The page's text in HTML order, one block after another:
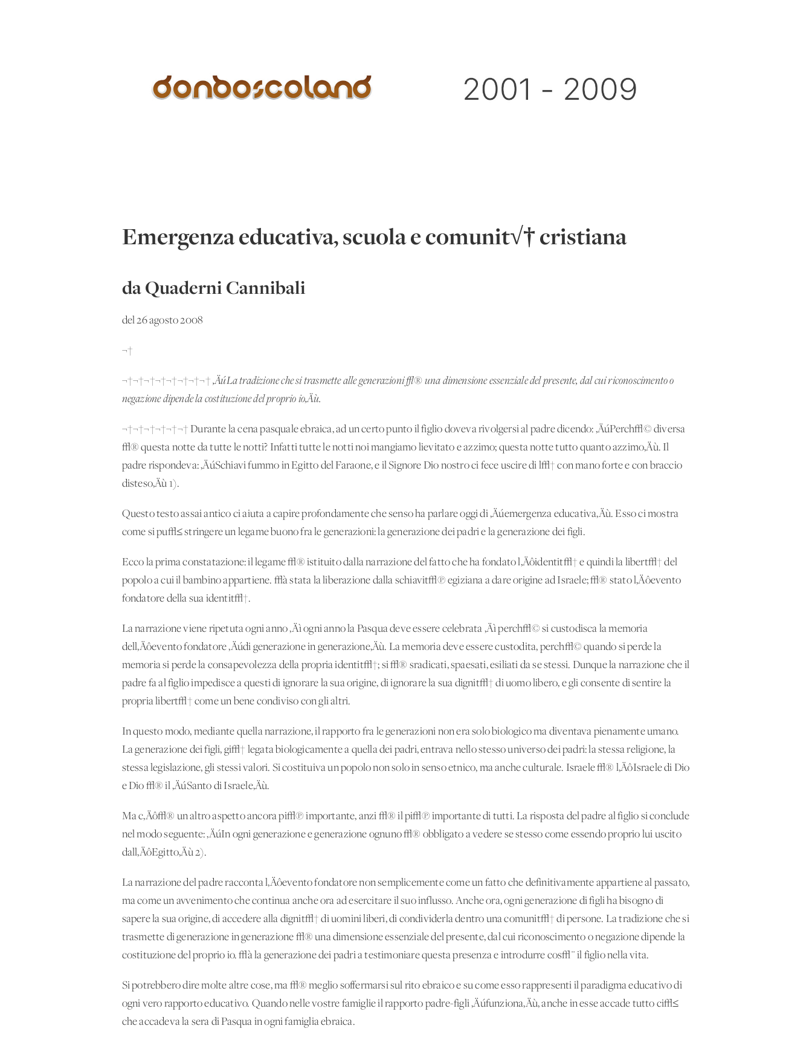
Emergenza educativa, scuola e comunit√† cristiana
da Quaderni Cannibali
del 26 agosto 2008
¬†
¬†¬†¬†¬†¬†¬†¬†¬† ‚ÄúLa tradizione che si trasmette alle generazioni √® una dimensione essenziale del presente, dal cui riconoscimento o
negazione dipende la costituzione del proprio io‚Äù.
¬†¬†¬†¬†¬†¬† Durante la cena pasquale ebraica, ad un certo punto il figlio doveva rivolgersi al padre dicendo: ‚ÄúPerch√© diversa
√® questa notte da tutte le notti? Infatti tutte le notti noi mangiamo lievitato e azzimo; questa notte tutto quanto azzimo‚Äù. Il
padre rispondeva: ‚ÄúSchiavi fummo in Egitto del Faraone, e il Signore Dio nostro ci fece uscire di l√† con mano forte e con braccio
disteso‚Äù 1).
Questo testo assai antico ci aiuta a capire profondamente che senso ha parlare oggi di ‚Äúemergenza educativa‚Äù. Esso ci mostra
come si pu√≤ stringere un legame buono fra le generazioni: la generazione dei padri e la generazione dei figli.
Ecco la prima constatazione: il legame √® istituito dalla narrazione del fatto che ha fondato l‚Äôidentit√† e quindi la libert√† del
popolo a cui il bambino appartiene. √à stata la liberazione dalla schiavit√π egiziana a dare origine ad Israele; √® stato l‚Äôevento
fondatore della sua identit√†.
La narrazione viene ripetuta ogni anno ‚Äì ogni anno la Pasqua deve essere celebrata ‚Äì perch√© si custodisca la memoria
dell‚Äôevento fondatore ‚Äúdi generazione in generazione‚Äù. La memoria deve essere custodita, perch√© quando si perde la
memoria si perde la consapevolezza della propria identit√†; si √® sradicati, spaesati, esiliati da se stessi. Dunque la narrazione che il
padre fa al figlio impedisce a questi di ignorare la sua origine, di ignorare la sua dignit√† di uomo libero, e gli consente di sentire la
propria libert√† come un bene condiviso con gli altri.
In questo modo, mediante quella narrazione, il rapporto fra le generazioni non era solo biologico ma diventava pienamente umano.
La generazione dei figli, gi√† legata biologicamente a quella dei padri, entrava nello stesso universo dei padri: la stessa religione, la
stessa legislazione, gli stessi valori. Si costituiva un popolo non solo in senso etnico, ma anche culturale. Israele √® l‚ÄôIsraele di Dio
e Dio √® il ‚ÄúSanto di Israele‚Äù.
Ma c‚Äô√® un altro aspetto ancora pi√π importante, anzi √® il pi√π importante di tutti. La risposta del padre al figlio si conclude
nel modo seguente: ‚ÄúIn ogni generazione e generazione ognuno √® obbligato a vedere se stesso come essendo proprio lui uscito
dall‚ÄôEgitto‚Äù 2).
La narrazione del padre racconta l‚Äôevento fondatore non semplicemente come un fatto che definitivamente appartiene al passato,
ma come un avvenimento che continua anche ora ad esercitare il suo influsso. Anche ora, ogni generazione di figli ha bisogno di
sapere la sua origine, di accedere alla dignit√† di uomini liberi, di condividerla dentro una comunit√† di persone. La tradizione che si
trasmette di generazione in generazione √® una dimensione essenziale del presente, dal cui riconoscimento o negazione dipende la
costituzione del proprio io. √à la generazione dei padri a testimoniare questa presenza e introdurre cos√¨ il figlio nella vita.
Si potrebbero dire molte altre cose, ma √® meglio soffermarsi sul rito ebraico e su come esso rappresenti il paradigma educativo di
ogni vero rapporto educativo. Quando nelle vostre famiglie il rapporto padre-figli ‚Äúfunziona‚Äù, anche in esse accade tutto ci√≤
che accadeva la sera di Pasqua in ogni famiglia ebraica.